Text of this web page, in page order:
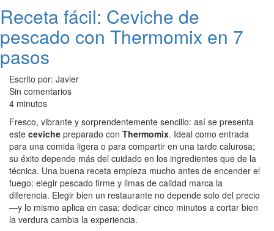
Receta fácil: Ceviche de
pescado con Thermomix en 7
pasos
Escrito por: Javier
Sin comentarios
4 minutos
Fresco, vibrante y sorprendentemente sencillo: así se presenta
este ceviche preparado con Thermomix. Ideal como entrada
para una comida ligera o para compartir en una tarde calurosa;
su éxito depende más del cuidado en los ingredientes que de la
técnica. Una buena receta empieza mucho antes de encender el
fuego: elegir pescado firme y limas de calidad marca la
diferencia. Elegir bien un restaurante no depende solo del precio
—y lo mismo aplica en casa: dedicar cinco minutos a cortar bien
la verdura cambia la experiencia.